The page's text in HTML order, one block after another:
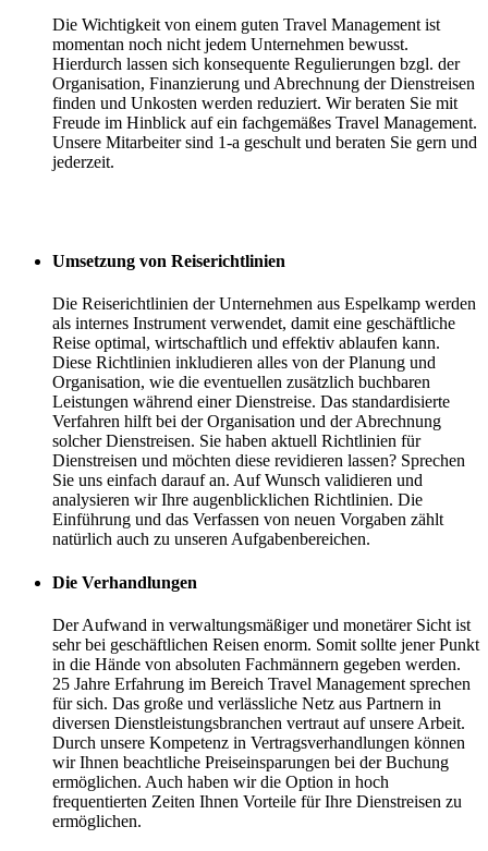
Die Wichtigkeit von einem guten Travel Management ist
momentan noch nicht jedem Unternehmen bewusst.
Hierdurch lassen sich konsequente Regulierungen bzgl. der
Organisation, Finanzierung und Abrechnung der Dienstreisen
finden und Unkosten werden reduziert. Wir beraten Sie mit
Freude im Hinblick auf ein fachgemäßes Travel Management.
Unsere Mitarbeiter sind 1-a geschult und beraten Sie gern und
jederzeit.
Umsetzung von Reiserichtlinien
Die Reiserichtlinien der Unternehmen aus Espelkamp werden
als internes Instrument verwendet, damit eine geschäftliche
Reise optimal, wirtschaftlich und effektiv ablaufen kann.
Diese Richtlinien inkludieren alles von der Planung und
Organisation, wie die eventuellen zusätzlich buchbaren
Leistungen während einer Dienstreise. Das standardisierte
Verfahren hilft bei der Organisation und der Abrechnung
solcher Dienstreisen. Sie haben aktuell Richtlinien für
Dienstreisen und möchten diese revidieren lassen? Sprechen
Sie uns einfach darauf an. Auf Wunsch validieren und
analysieren wir Ihre augenblicklichen Richtlinien. Die
Einführung und das Verfassen von neuen Vorgaben zählt
natürlich auch zu unseren Aufgabenbereichen.
Die Verhandlungen
Der Aufwand in verwaltungsmäßiger und monetärer Sicht ist
sehr bei geschäftlichen Reisen enorm. Somit sollte jener Punkt
in die Hände von absoluten Fachmännern gegeben werden.
25 Jahre Erfahrung im Bereich Travel Management sprechen
für sich. Das große und verlässliche Netz aus Partnern in
diversen Dienstleistungsbranchen vertraut auf unsere Arbeit.
Durch unsere Kompetenz in Vertragsverhandlungen können
wir Ihnen beachtliche Preiseinsparungen bei der Buchung
ermöglichen. Auch haben wir die Option in hoch
frequentierten Zeiten Ihnen Vorteile für Ihre Dienstreisen zu
ermöglichen.